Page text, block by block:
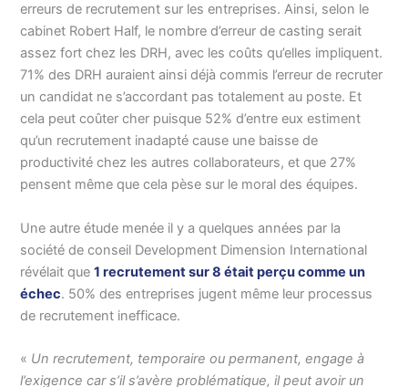
erreurs de recrutement sur les entreprises. Ainsi, selon le
cabinet Robert Half, le nombre d’erreur de casting serait
assez fort chez les DRH, avec les coûts qu’elles impliquent.
71% des DRH auraient ainsi déjà commis l’erreur de recruter
un candidat ne s’accordant pas totalement au poste. Et
cela peut coûter cher puisque 52% d’entre eux estiment
qu’un recrutement inadapté cause une baisse de
productivité chez les autres collaborateurs, et que 27%
pensent même que cela pèse sur le moral des équipes.
Une autre étude menée il y a quelques années par la
société de conseil Development Dimension International
révélait que1 recrutement sur 8 était perçu comme un
échec. 50% des entreprises jugent même leur processus
de recrutement inefficace.
« Un recrutement, temporaire ou permanent, engage à
l’exigence car s’il s’avère problématique, il peut avoir un